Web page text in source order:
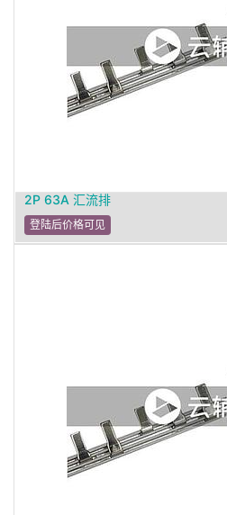
2P 63A 汇流排
登陆后价格可见